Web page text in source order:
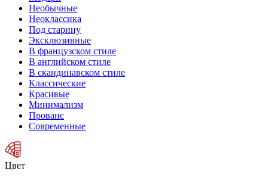
Необычные
Неоклассика
Под старину
Эксклюзивные
В французском стиле
В английском стиле
В скандинавском стиле
Классические
Красивые
Минимализм
Прованс
Современные
Цвет